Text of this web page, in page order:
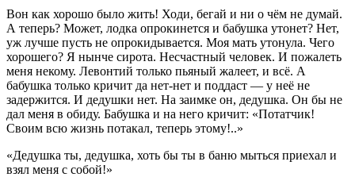
Вон как хорошо было жить! Ходи, бегай и ни о чём не думай.
А теперь? Может, лодка опрокинется и бабушка утонет? Нет,
уж лучше пусть не опрокидывается. Моя мать утонула. Чего
хорошего? Я нынче сирота. Несчастный человек. И пожалеть
меня некому. Левонтий только пьяный жалеет, и всё. А
бабушка только кричит да нет-нет и поддаст — у неё не
задержится. И дедушки нет. На заимке он, дедушка. Он бы не
дал меня в обиду. Бабушка и на него кричит: «Потатчик!
Своим всю жизнь потакал, теперь этому!..»
«Дедушка ты, дедушка, хоть бы ты в баню мыться приехал и
взял меня с собой!»